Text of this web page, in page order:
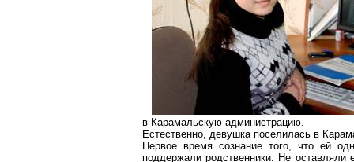
в Карамальскую администрацию.
Естественно, девушка поселилась в
Первое время сознание того, что ей
поддержали родственники. Не